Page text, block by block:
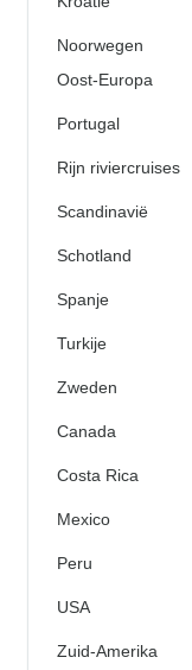
Noorwegen
Oost-Europa
Portugal
Rijn riviercruises
Scandinavië
Schotland
Spanje
Turkije
Zweden
Canada
Costa Rica
Mexico
Peru
USA
Zuid-Amerika